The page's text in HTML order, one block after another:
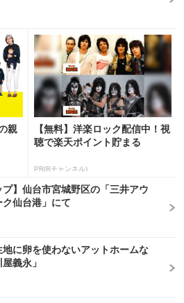
親
【無料】洋楽ロック配信中！視
聴で楽天ポイント貯まる
PR(Rチャンネル)
プ】仙台市宮城野区の「三井アウ
ク仙台港」にて
地に卵を使わないアットホームな
義永」